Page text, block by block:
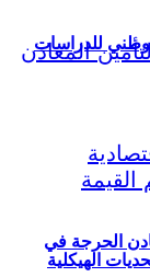
الحرجة في
للدراسات
الهيكلية